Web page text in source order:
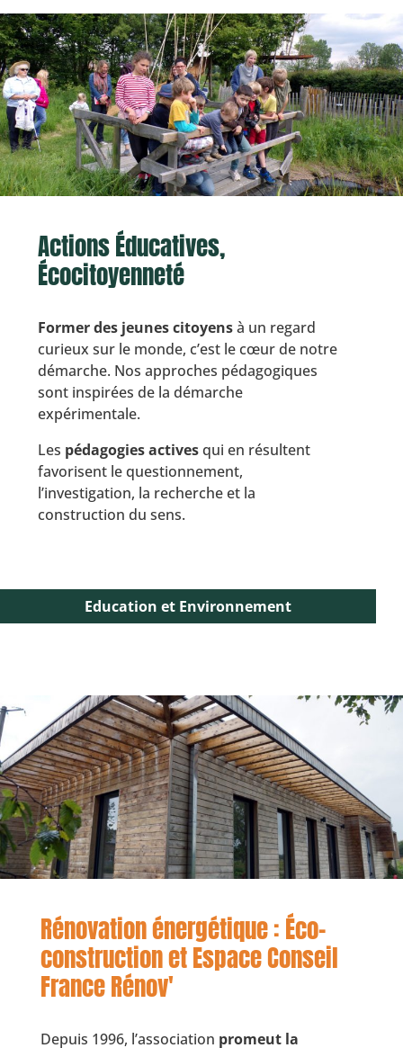
Actions Éducatives,
Écocitoyenneté
Former des jeunes citoyensà un regard
curieux sur le monde, c’est le cœur de notre
démarche. Nos approches pédagogiques
sont inspirées de la démarche
expérimentale.
Les pédagogies activesqui en résultent
favorisent le questionnement,
l’investigation, la recherche et la
construction du sens.
Education et Environnement
Rénovation énergétique : Éco-
construction et Espace Conseil
France Rénov'
Depuis 1996, l’association promeut la